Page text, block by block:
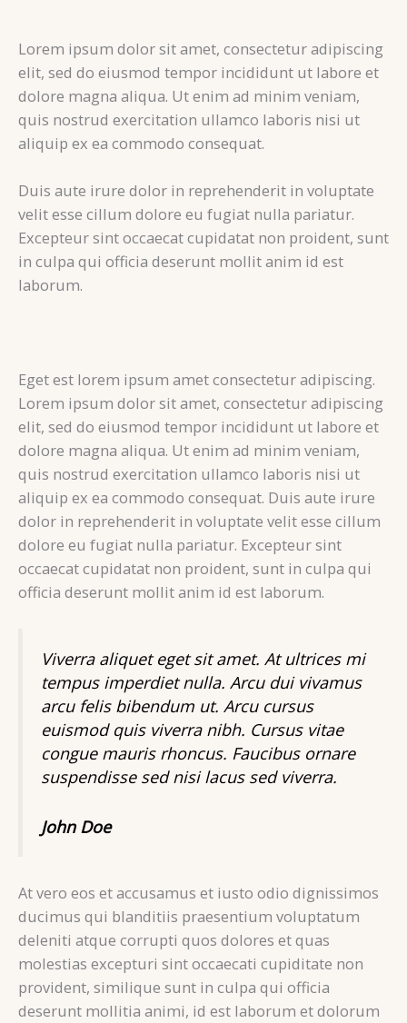
Lorem ipsum dolor sit amet, consectetur adipiscing
elit, sed do eiusmod tempor incididunt ut labore et
dolore magna aliqua. Ut enim ad minim veniam,
quis nostrud exercitation ullamco laboris nisi ut
aliquip ex ea commodo consequat.
Duis aute irure dolor in reprehenderit in voluptate
velit esse cillum dolore eu fugiat nulla pariatur.
Excepteur sint occaecat cupidatat non proident, sunt
in culpa qui officia deserunt mollit anim id est
laborum.
Eget est lorem ipsum amet consectetur adipiscing.
Lorem ipsum dolor sit amet, consectetur adipiscing
elit, sed do eiusmod tempor incididunt ut labore et
dolore magna aliqua. Ut enim ad minim veniam,
quis nostrud exercitation ullamco laboris nisi ut
aliquip ex ea commodo consequat. Duis aute irure
dolor in reprehenderit in voluptate velit esse cillum
dolore eu fugiat nulla pariatur. Excepteur sint
occaecat cupidatat non proident, sunt in culpa qui
officia deserunt mollit anim id est laborum.
Viverra aliquet eget sit amet. At ultrices mi
tempus imperdiet nulla. Arcu dui vivamus
arcu felis bibendum ut. Arcu cursus
euismod quis viverra nibh. Cursus vitae
congue mauris rhoncus. Faucibus ornare
suspendisse sed nisi lacus sed viverra.
John Doe
At vero eos et accusamus et iusto odio dignissimos
ducimus qui blanditiis praesentium voluptatum
deleniti atque corrupti quos dolores et quas
molestias excepturi sint occaecati cupiditate non
provident, similique sunt in culpa qui officia
deserunt mollitia animi, id est laborum et dolorum